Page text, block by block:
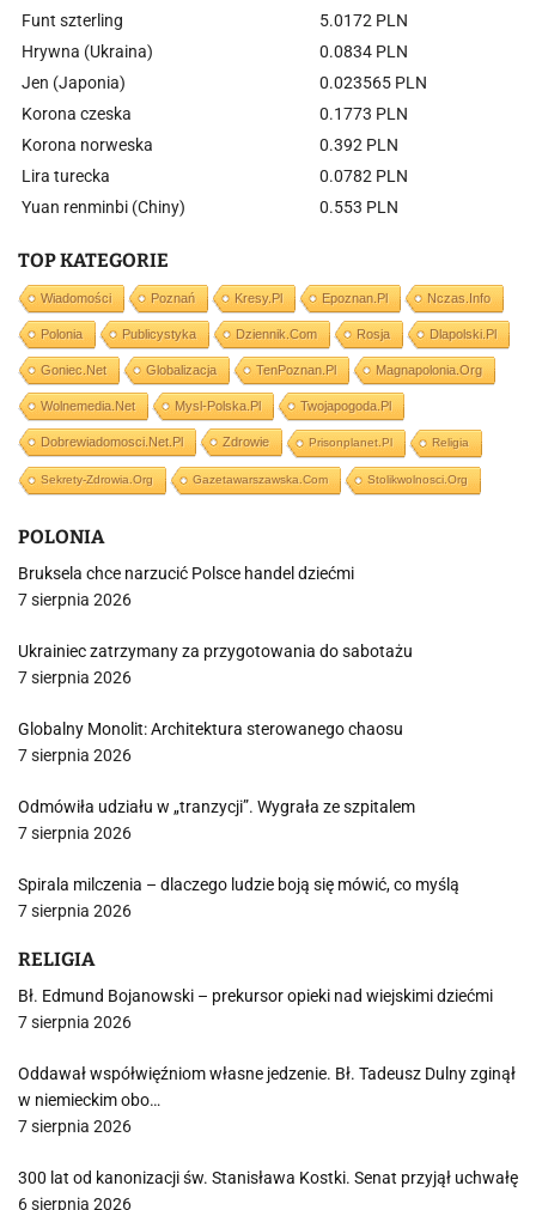
Funt szterling
5.0172 PLN
Hrywna (Ukraina)
0.0834 PLN
Jen (Japonia)
0.023565 PLN
Korona czeska
0.1773 PLN
Korona norweska
0.392 PLN
Lira turecka
0.0782 PLN
Yuan renminbi (Chiny)
0.553 PLN
TOP KATEGORIE
Wiadomości Poznań Kresy.pl Epoznan.pl Nczas.info
Polonia Publicystyka Dziennik.com Rosja Dlapolski.pl
Goniec.net Globalizacja TenPoznan.pl Magnapolonia.org
Wolnemedia.net Mysl-Polska.pl Twojapogoda.pl
Dobrewiadomosci.net.pl Zdrowie Prisonplanet.pl Religia
Sekrety-Zdrowia.org Gazetawarszawska.com Stolikwolnosci.org
POLONIA
Bruksela chce narzucić Polsce handel dziećmi
7 sierpnia 2026
Ukrainiec zatrzymany za przygotowania do sabotażu
7 sierpnia 2026
Globalny Monolit: Architektura sterowanego chaosu
7 sierpnia 2026
Odmówiła udziału w „tranzycji”. Wygrała ze szpitalem
7 sierpnia 2026
Spirala milczenia – dlaczego ludzie boją się mówić, co myślą
7 sierpnia 2026
RELIGIA
Bł. Edmund Bojanowski – prekursor opieki nad wiejskimi dziećmi
7 sierpnia 2026
Oddawał współwięźniom własne jedzenie. Bł. Tadeusz Dulny zginął
w niemieckim obo…
7 sierpnia 2026
300 lat od kanonizacji św. Stanisława Kostki. Senat przyjął uchwałę
6 sierpnia 2026